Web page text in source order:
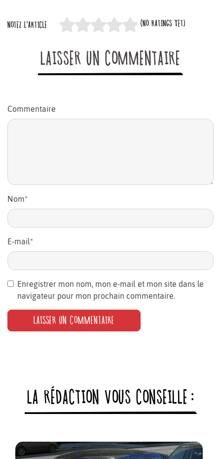
NOTEZ L'ARTICLE (NO RATINGS YET)
LAISSER UN COMMENTAIRE
Commentaire
Nom*
E-mail*
Enregistrer mon nom, mon e-mail et mon site dans le
navigateur pour mon prochain commentaire.
LA RÉDACTION VOUS CONSEILLE :